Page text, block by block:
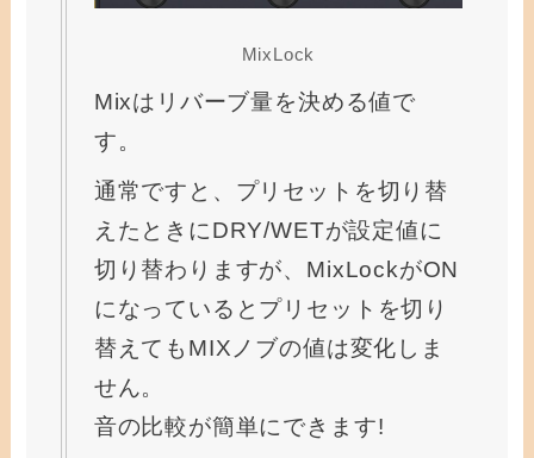
MixLock
Mixはリバーブ量を決める値で
す。
通常ですと、プリセットを切り替
えたときにDRY/WETが設定値に
切り替わりますが、MixLockがON
になっているとプリセットを切り
替えてもMIXノブの値は変化しま
せん。
音の比較が簡単にできます!